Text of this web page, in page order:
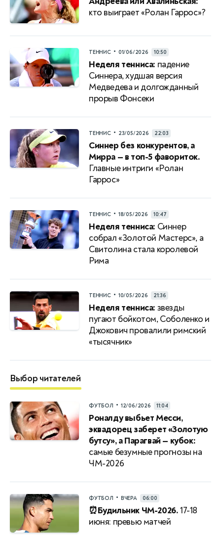
кто выиграет «Ролан Гаррос»?
ТЕННИС • 01/06/2026 10:50
Неделя тенниса: падение
Синнера, худшая версия
Медведева и долгожданный
прорыв Фонсеки
ТЕННИС • 23/05/2026 22:03
Синнер без конкурентов, а
Мирра — в топ-5 фавориток.
Главные интриги «Ролан
Гаррос»
ТЕННИС • 18/05/2026 10:47
Неделя тенниса: Синнер
собрал «Золотой Мастерс», а
Свитолина стала королевой
Рима
ТЕННИС • 10/05/2026 21:36
Неделя тенниса: звезды
пугают бойкотом, Соболенко и
Джокович провалили римский
«тысячник»
Выбор читателей
ФУТБОЛ • 12/06/2026 11:04
Роналду выбьет Месси,
эквадорец заберет «Золотую
бутсу», а Парагвай — кубок:
самые безумные прогнозы на
ЧМ-2026
ФУТБОЛ • ВЧЕРА 06:00
⏰Будильник ЧМ-2026.17-18
июня: превью матчей